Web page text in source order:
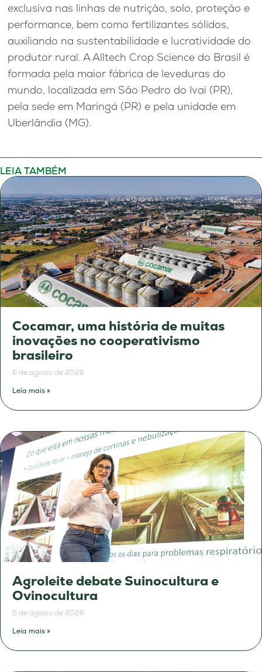
exclusiva nas linhas de nutrição, solo, proteção e
performance, bem como fertilizantes sólidos,
auxiliando na sustentabilidade e lucratividade do
produtor rural. A Alltech Crop Science do Brasil é
formada pela maior fábrica de leveduras do
mundo, localizada em São Pedro do Ivaí (PR),
pela sede em Maringá (PR) e pela unidade em
Uberlândia (MG).
LEIA TAMBÉM
Cocamar, uma história de muitas
inovações no cooperativismo
brasileiro
6 de agosto de 2026
Leia mais »
Agroleite debate Suinocultura e
Ovinocultura
5 de agosto de 2026
Leia mais »